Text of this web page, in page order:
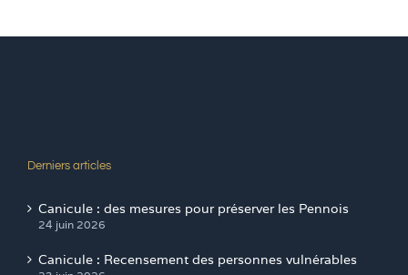
Derniers articles
Canicule : des mesures pour préserver les Pennois
24 juin 2026
Canicule : Recensement des personnes vulnérables